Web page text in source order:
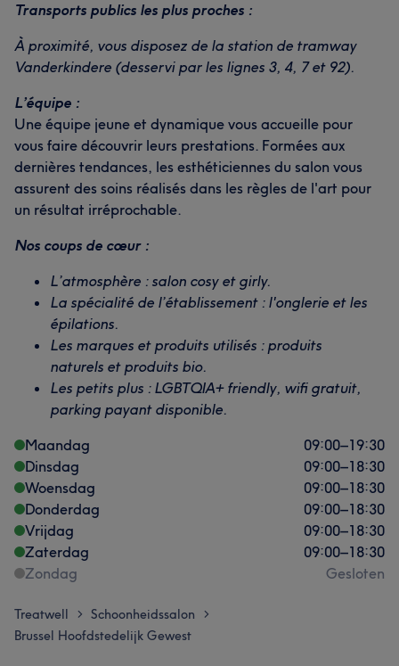
Transports publics les plus proches :
À proximité, vous disposez de la station de tramway
Vanderkindere (desservi par les lignes 3, 4, 7 et 92).
L’équipe :
Une équipe jeune et dynamique vous accueille pour
vous faire découvrir leurs prestations. Formées aux
dernières tendances, les esthéticiennes du salon vous
assurent des soins réalisés dans les règles de l'art pour
un résultat irréprochable.
Nos coups de cœur :
L’atmosphère : salon cosy et girly.
La spécialité de l’établissement : l'onglerie et les
épilations.
Les marques et produits utilisés : produits
naturels et produits bio.
Les petits plus : LGBTQIA+ friendly, wifi gratuit,
parking payant disponible.
Maandag
09:00–19:30
Dinsdag
09:00–18:30
Woensdag
09:00–18:30
Donderdag
09:00–18:30
Vrijdag
09:00–18:30
Zaterdag
09:00–18:30
Zondag
Gesloten
Treatwell > Schoonheidssalon >
Brussel Hoofdstedelijk Gewest